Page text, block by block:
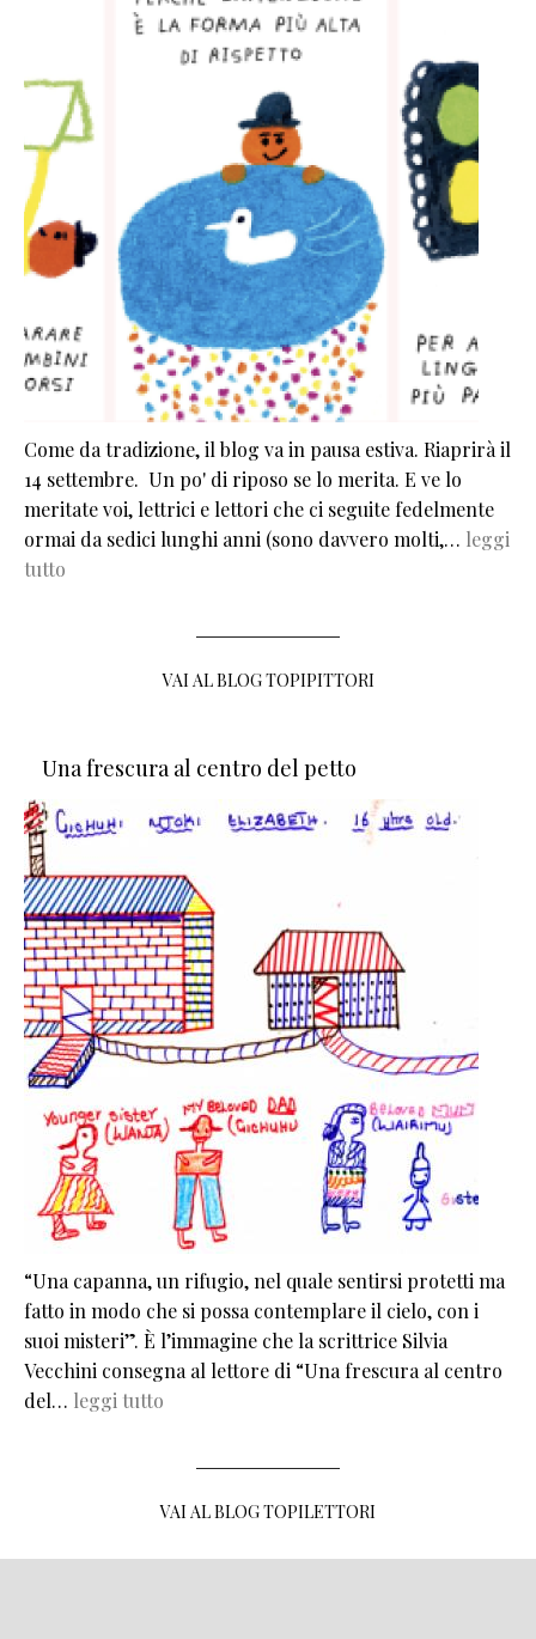
Come da tradizione, il blog va in pausa estiva. Riaprirà il
14 settembre. Un po' di riposo se lo merita. E ve lo
meritate voi, lettrici e lettori che ci seguite fedelmente
ormai da sedici lunghi anni (sono davvero molti,… leggi
tutto
VAI AL BLOG TOPIPITTORI
Una frescura al centro del petto
“Una capanna, un rifugio, nel quale sentirsi protetti ma
fatto in modo che si possa contemplare il cielo, con i
suoi misteri”. È l’immagine che la scrittrice Silvia
Vecchini consegna al lettore di “Una frescura al centro
del… leggi tutto
VAI AL BLOG TOPILETTORI